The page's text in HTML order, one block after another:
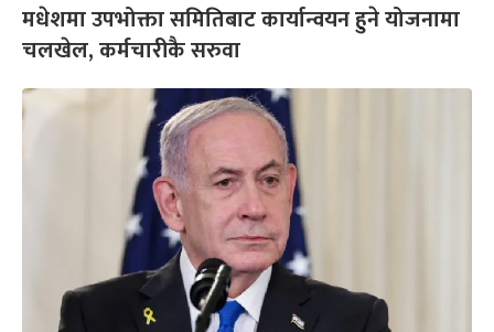
मधेशमा उपभोक्ता समितिबाट कार्यान्वयन हुने योजनामा
चलखेल, कर्मचारीकै सरुवा